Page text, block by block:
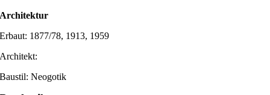
Architektur
Erbaut: 1877/78, 1913, 1959
Architekt:
Baustil: Neogotik